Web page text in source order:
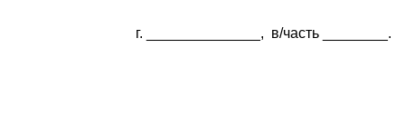
г. ______________, в/часть ________.